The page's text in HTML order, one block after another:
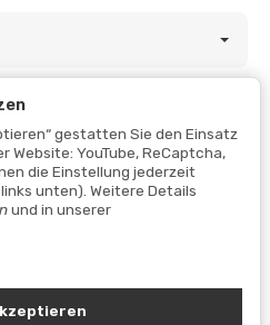
gestatten Sie den Einsatz
Website: YouTube, ReCaptcha,
die Einstellung jederzeit
unten). Weitere Details
und in unserer